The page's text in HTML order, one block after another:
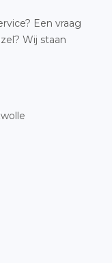
Een vraag
Wij staan